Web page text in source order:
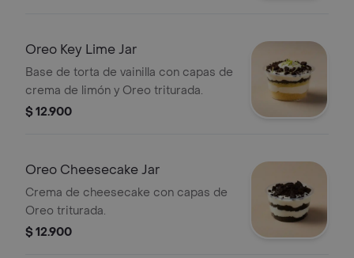
Oreo Key Lime Jar
Base de torta de vainilla con capas de
crema de limón y Oreo triturada.
$ 12.900
Oreo Cheesecake Jar
Crema de cheesecake con capas de
Oreo triturada.
$ 12.900